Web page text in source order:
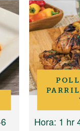
Hora: 1 hr